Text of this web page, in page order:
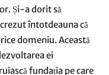
Și-a dorit să
întotdeauna că
domeniu. Această
ei
fundația pe care